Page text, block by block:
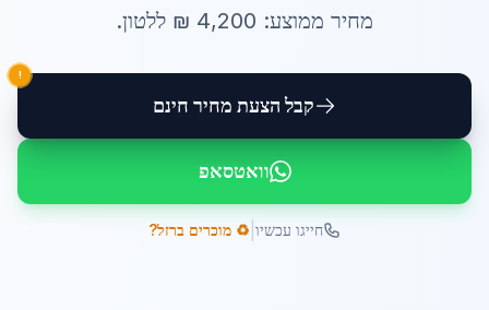
מחיר ממוצע: 4,200 ₪ ללטון.
קבל הצעת מחיר חינם
!
וואטסאפ
חייגו עכשיו ♻️ מוכרים ברזל?